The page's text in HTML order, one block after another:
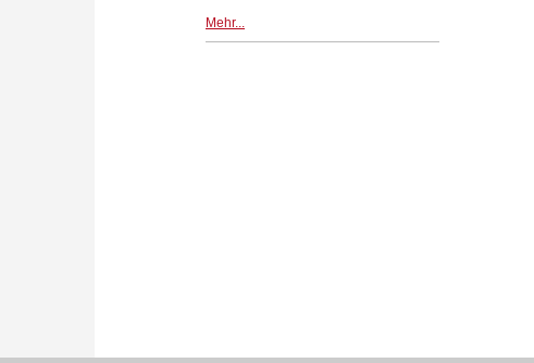
umfassendes Material zu den
Mehr...